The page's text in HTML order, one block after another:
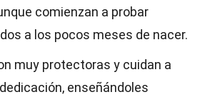
comienzan a probar
a los pocos meses de nacer.
muy protectoras y cuidan a
enseñándoles